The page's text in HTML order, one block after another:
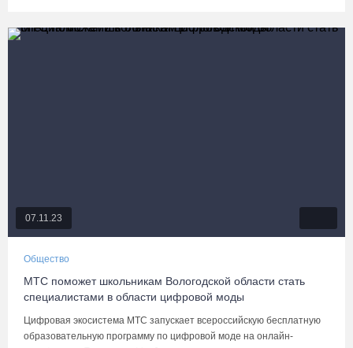
07.11.23
Общество
МТС поможет школьникам Вологодской области стать
специалистами в области цифровой моды
Цифровая экосистема МТС запускает всероссийскую бесплатную
образовательную программу по цифровой моде на онлайн-